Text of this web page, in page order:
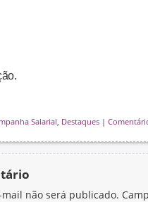
Salarial, Destaques |
não será publicado.